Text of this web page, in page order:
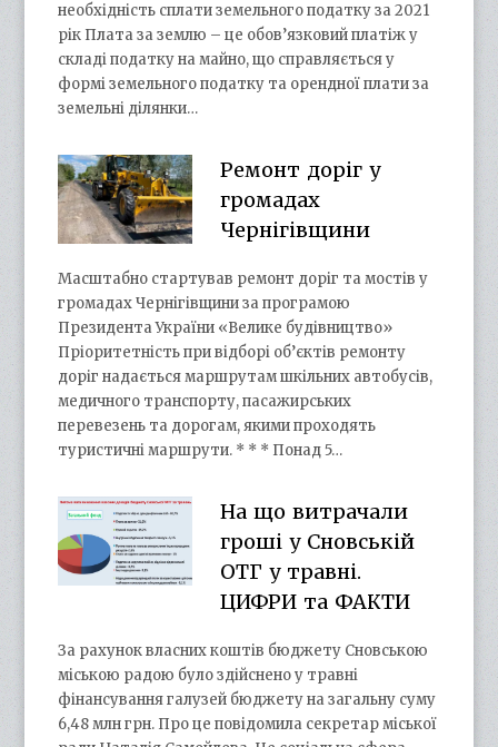
необхідність сплати земельного податку за 2021
рік Плата за землю – це обов’язковий платіж у
складі податку на майно, що справляється у
формі земельного податку та орендної плати за
земельні ділянки…
Ремонт доріг у
громадах
Чернігівщини
Масштабно стартував ремонт доріг та мостів у
громадах Чернігівщини за програмою
Президента України «Велике будівництво»
Пріоритетність при відборі об’єктів ремонту
доріг надається маршрутам шкільних автобусів,
медичного транспорту, пасажирських
перевезень та дорогам, якими проходять
туристичні маршрути. * * * Понад 5…
На що витрачали
гроші у Сновській
ОТГ у травні.
ЦИФРИ та ФАКТИ
За рахунок власних коштів бюджету Сновською
міською радою було здійснено у травні
фінансування галузей бюджету на загальну суму
6,48 млн грн. Про це повідомила секретар міської